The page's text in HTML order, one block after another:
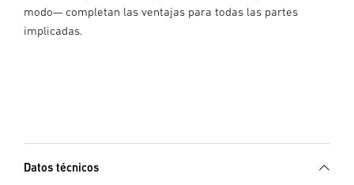
modo— completan las ventajas para todas las partes
implicadas.
Datos técnicos